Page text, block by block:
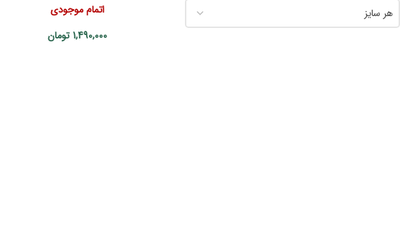
هر سایز
اتمام موجودی
1,490,000 تومان